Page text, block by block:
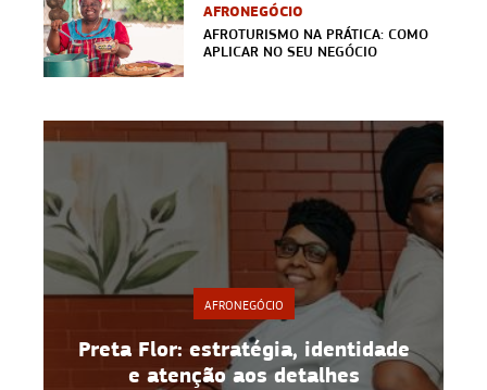
AFRONEGÓCIO
AFROTURISMO NA PRÁTICA: COMO
APLICAR NO SEU NEGÓCIO
AFRONEGÓCIO
Preta Flor: estratégia, identidade
e atenção aos detalhes